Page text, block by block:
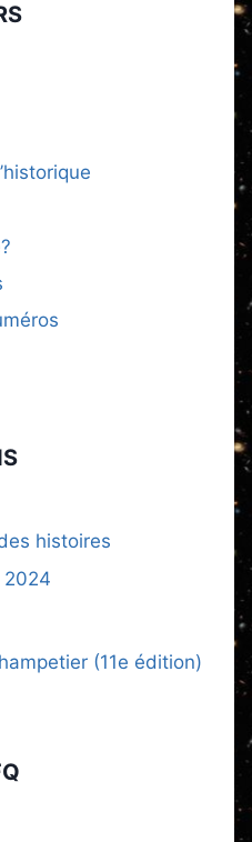
histoires
2024
(11e édition)